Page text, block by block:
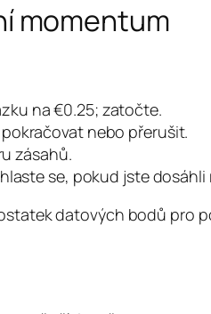
momentum
na €0.25; zatočte.
nebo přerušit.
zásahů.
se, pokud jste
datových bodů pro